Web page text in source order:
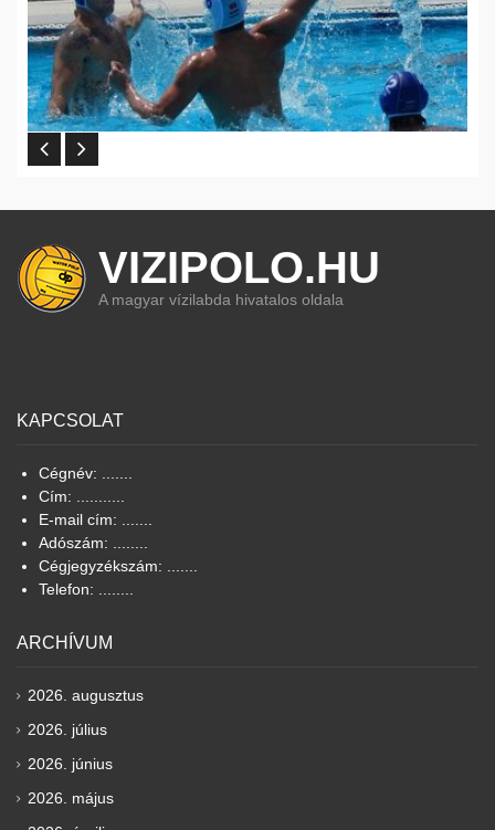
VIZIPOLO.HU
A magyar vízilabda hivatalos oldala
KAPCSOLAT
Cégnév: .......
Cím: ...........
E-mail cím: .......
Adószám: ........
Cégjegyzékszám: .......
Telefon: ........
ARCHÍVUM
2026. augusztus
2026. július
2026. június
2026. május